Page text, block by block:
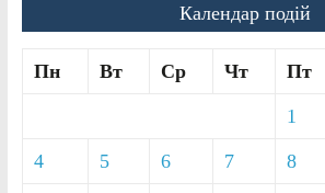
Календар подій
Пн Вт Ср Чт Пт
1
4 5 6 7 8